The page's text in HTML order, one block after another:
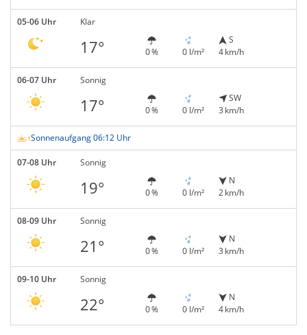
05-06 Uhr Klar
17° 0 % 0 l/m²
S
4 km/h
06-07 Uhr Sonnig
17° 0 % 0 l/m²
SW
3 km/h
Sonnenaufgang 06:12 Uhr
07-08 Uhr Sonnig
19° 0 % 0 l/m²
N
2 km/h
08-09 Uhr Sonnig
21° 0 % 0 l/m²
N
3 km/h
09-10 Uhr Sonnig
22° 0 % 0 l/m²
N
4 km/h